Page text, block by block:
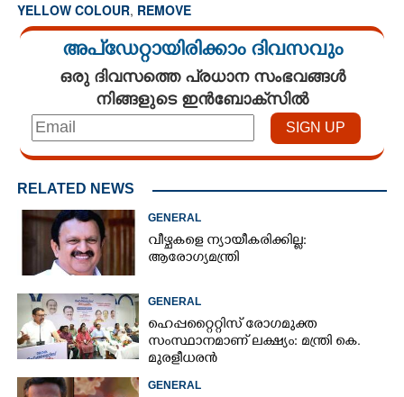
YELLOW COLOUR, REMOVE
അപ്ഡേറ്റായിരിക്കാം ദിവസവും
ഒരു ദിവസത്തെ പ്രധാന സംഭവങ്ങൾ
നിങ്ങളുടെ ഇൻബോക്സിൽ
RELATED NEWS
GENERAL
വീഴ്ചകളെ ന്യായീകരിക്കില്ല:
ആരോഗ്യമന്ത്രി
GENERAL
ഹെപ്പറ്റൈറ്റിസ് രോഗമുക്ത
സംസ്ഥാനമാണ് ലക്ഷ്യം: മന്ത്രി കെ.
മുരളീധരൻ
GENERAL